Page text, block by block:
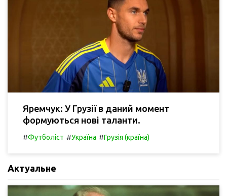
Яремчук: У Грузії в даний момент
формуються нові таланти.
#Футболіст #Україна #Грузія (країна)
Актуальне